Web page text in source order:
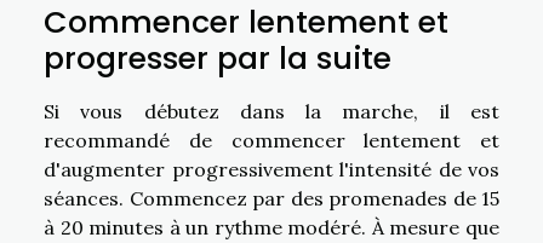
Commencer lentement et
progresser par la suite
Si vous débutez dans la marche, il est
recommandé de commencer lentement et
d'augmenter progressivement l'intensité de vos
séances. Commencez par des promenades de 15
à 20 minutes à un rythme modéré. À mesure que